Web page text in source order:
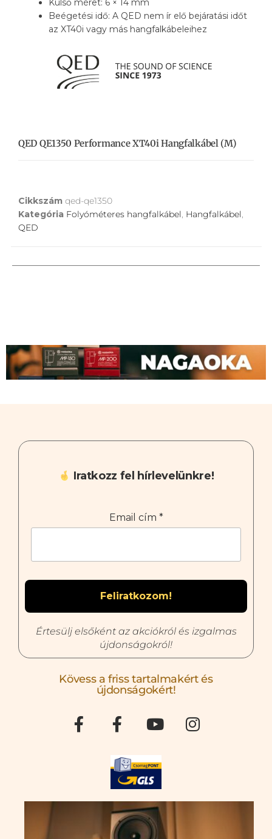
Külső méret: 6 × 14 mm
Beégetési idő: A QED nem ír elő bejáratási időt
az XT40i vagy más hangfalkábeleihez
QED QE1350 Performance XT40i Hangfalkábel (m)
Cikkszám qed-qe1350
Kategória Folyóméteres hangfalkábel, Hangfalkábel,
QED
Iratkozz fel hírlevelünkre!
Email cím *
Értesülj elsőként az akciókról és izgalmas
újdonságokról!
Kövess a friss tartalmakért és
újdonságokért!